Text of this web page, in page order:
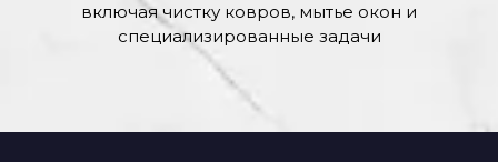
включая чистку ковров, мытье окон и
специализированные задачи